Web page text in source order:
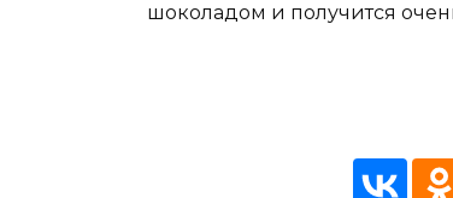
шоколадом и получится